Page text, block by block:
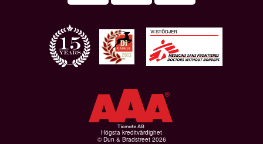
VI STÖDJER
Högsta kreditvärdighet
© Dun & Bradstreet 2026